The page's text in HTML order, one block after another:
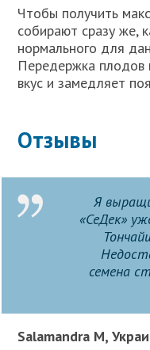
Чтобы получить
собирают сразу же,
нормального для
Передержка плодов
вкус и замедляет
Отзывы
Я
«СеДек»
семена
Salamandra M,